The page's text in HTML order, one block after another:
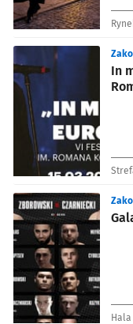
In